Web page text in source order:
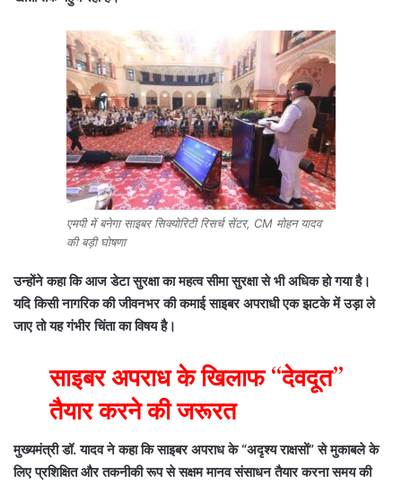
एमपी में बनेगा साइबर सिक्योरिटी रिसर्च सेंटर, CM मोहन यादव
की बड़ी घोषणा
उन्होंने कहा कि आज डेटा सुरक्षा का महत्व सीमा सुरक्षा से भी अधिक हो गया है।
यदि किसी नागरिक की जीवनभर की कमाई साइबर अपराधी एक झटके में उड़ा ले
जाए तो यह गंभीर चिंता का विषय है।
साइबर अपराध के खिलाफ “देवदूत”
तैयार करने की जरूरत
मुख्यमंत्री डॉ. यादव ने कहा कि साइबर अपराध के “अदृश्य राक्षसों” से मुकाबले के
लिए प्रशिक्षित और तकनीकी रूप से सक्षम मानव संसाधन तैयार करना समय की